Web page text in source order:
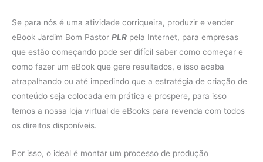
Se para nós é uma atividade corriqueira, produzir e vender
eBook Jardim Bom Pastor PLR pela Internet, para empresas
que estão começando pode ser difícil saber como começar e
como fazer um eBook que gere resultados, e isso acaba
atrapalhando ou até impedindo que a estratégia de criação de
conteúdo seja colocada em prática e prospere, para isso
temos a nossa loja virtual de eBooks para revenda com todos
os direitos disponíveis.
Por isso, o ideal é montar um processo de produção